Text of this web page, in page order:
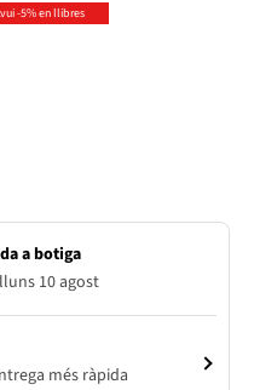
-5% en llibres
a botiga
10 agost
més ràpida